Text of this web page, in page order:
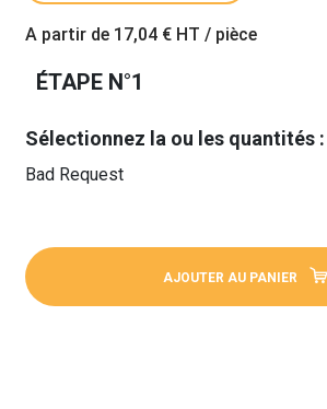
A partir de 17,04 € HT / pièce
ÉTAPE N°1
Sélectionnez la ou les quantités :
Bad Request
AJOUTER AU PANIER